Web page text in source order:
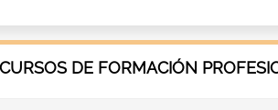
DE FORMACIÓN